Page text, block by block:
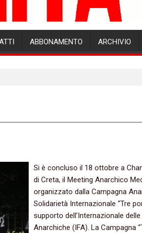
ABBONAMENTO ARCHIVIO
Si è concluso il 18 ottobre a
di Creta, il Meeting Anarchico
organizzato dalla Campagna
Solidarietà Internazionale “Tre
supporto dell’Internazionale
Anarchiche (IFA). La Campagna